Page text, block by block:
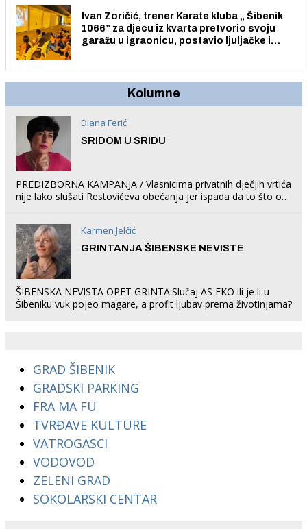
Ivan Zoričić, trener Karate kluba „ Šibenik
1066” za djecu iz kvarta pretvorio svoju
garažu u igraonicu, postavio ljuljačke i
Kolumne
Diana Ferić
SRIDOM U SRIDU
PREDIZBORNA KAMPANJA / Vlasnicima privatnih dječjih vrtića
nije lako slušati Restovićeva obećanja jer ispada da to što oni
Karmen Jelčić
GRINTANJA ŠIBENSKE NEVISTE
ŠIBENSKA NEVISTA OPET GRINTA:Slučaj AS EKO ili je li u
Šibeniku vuk pojeo magare, a profit ljubav prema životinjama?
GRAD ŠIBENIK
GRADSKI PARKING
FRA MA FU
TVRĐAVE KULTURE
VATROGASCI
VODOVOD
ZELENI GRAD
SOKOLARSKI CENTAR